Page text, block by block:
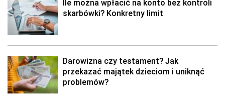
Ile można wpłacić na konto bez kontroli
skarbówki? Konkretny limit
Darowizna czy testament? Jak
przekazać majątek dzieciom i uniknąć
problemów?